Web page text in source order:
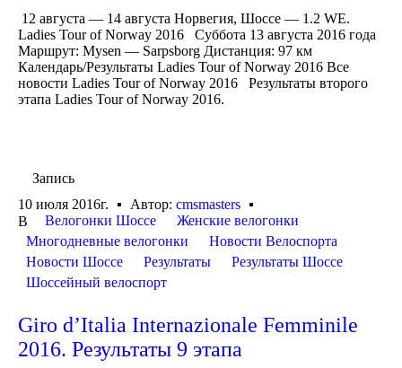
12 августа — 14 августа Норвегия, Шоссе — 1.2 WE.
Ladies Tour of Norway 2016 Суббота 13 августа 2016 года
Маршрут: Mysen — Sarpsborg Дистанция: 97 км
Календарь/Результаты Ladies Tour of Norway 2016 Все
новости Ladies Tour of Norway 2016 Результаты второго
этапа Ladies Tour of Norway 2016.
Запись
10 июля 2016г.
Автор: cmsmasters
В
Велогонки Шоссе
Женские велогонки
Многодневные велогонки
Новости Велоспорта
Новости Шоссе
Результаты
Результаты Шоссе
Шоссейный велоспорт
Giro d’Italia Internazionale Femminile
2016. Результаты 9 этапа